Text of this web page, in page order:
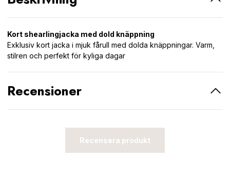
Kort shearlingjacka med dold knäppning
Exklusiv kort jacka i mjuk fårull med dolda knäppningar. Varm,
stilren och perfekt för kyliga dagar
Recensioner
Recensera produkt